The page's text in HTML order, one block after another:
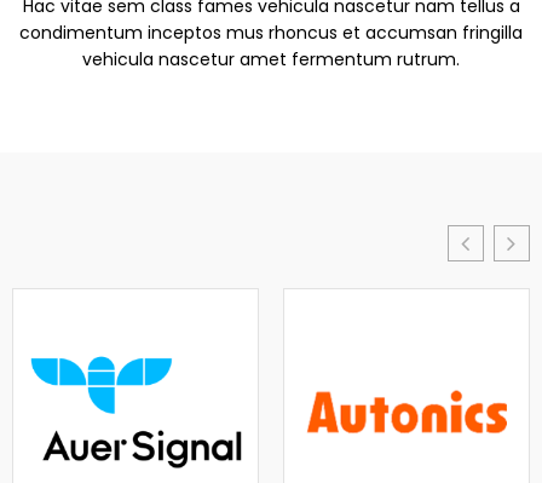
Hac vitae sem class fames vehicula nascetur nam tellus a
condimentum inceptos mus rhoncus et accumsan fringilla
vehicula nascetur amet fermentum rutrum.